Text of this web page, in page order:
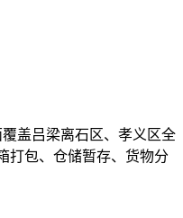
盖吕梁离石区、孝义区全
打包、仓储暂存、货物分